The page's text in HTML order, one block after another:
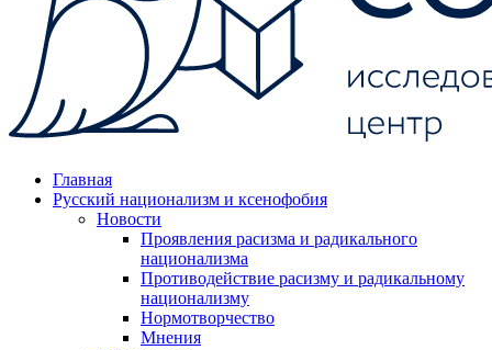
Главная
Русский национализм и ксенофобия
Новости
Проявления расизма и радикального
национализма
Противодействие расизму и радикальному
национализму
Нормотворчество
Мнения